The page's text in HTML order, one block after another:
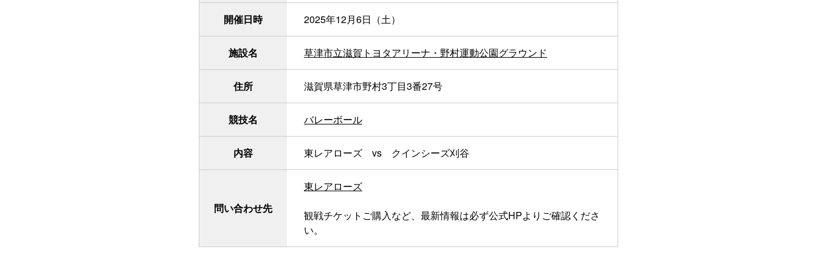
開催日時 2025年12月6日（土）
施設名 草津市立滋賀トヨタアリーナ・野村運動公園グラウンド
住所 滋賀県草津市野村3丁目3番27号
競技名 バレーボール
内容 東レアローズ vs クインシーズ刈谷
問い合わせ先
東レアローズ
観戦チケットご購入など、最新情報は必ず公式HPよりご確認くださ
い。